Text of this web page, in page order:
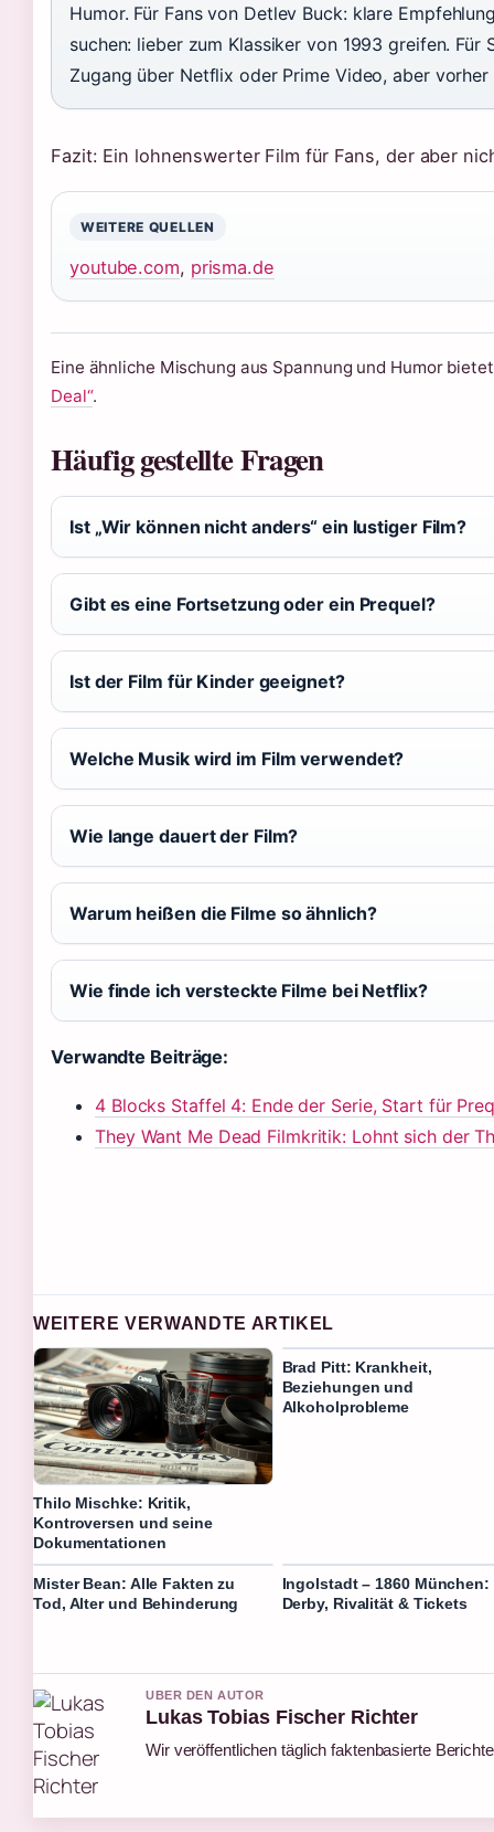
Humor. Für Fans von Detlev Buck: klare
suchen: lieber zum Klassiker von 1993 greifen. Für
Zugang über Netflix oder Prime Video, aber
Fazit: Ein lohnenswerter Film für Fans, der aber
WEITERE QUELLEN
youtube.com, prisma.de
Eine ähnliche Mischung aus Spannung und Humor
Deal“.
Häufig gestellte Fragen
Ist „Wir können nicht anders“ ein lustiger Film?
Gibt es eine Fortsetzung oder ein Prequel?
Ist der Film für Kinder geeignet?
Welche Musik wird im Film verwendet?
Wie lange dauert der Film?
Warum heißen die Filme so ähnlich?
Wie finde ich versteckte Filme bei Netflix?
Verwandte Beiträge:
4 Blocks Staffel 4: Ende der Serie, Start für
They Want Me Dead Filmkritik: Lohnt sich der
WEITERE VERWANDTE ARTIKEL
Thilo Mischke: Kritik,
Kontroversen und seine
Dokumentationen
Brad Pitt: Krankheit,
Beziehungen und
Alkoholprobleme
Mister Bean: Alle Fakten zu
Tod, Alter und Behinderung
Ingolstadt – 1860 München:
Derby, Rivalität & Tickets
UBER DEN AUTOR
Lukas Tobias Fischer Richter
Wir veröffentlichen täglich faktenbasierte